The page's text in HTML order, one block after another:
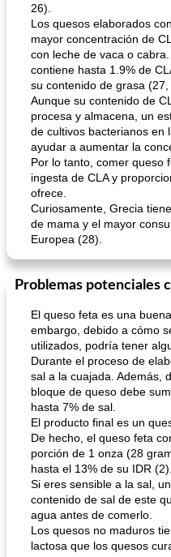
26).
Los quesos elaborados
mayor concentración de
con leche de vaca o
contiene hasta 1.9% de
su contenido de grasa (27,
Aunque su contenido de
procesa y almacena, un
de cultivos bacterianos en
ayudar a aumentar la
Por lo tanto, comer queso
ingesta de CLA y
ofrece.
Curiosamente, Grecia
de mama y el mayor
Europea (28).
Problemas potenciales
El queso feta es una
embargo, debido a cómo
utilizados, podría tener
Durante el proceso de
sal a la cuajada. Además,
bloque de queso debe
hasta 7% de sal.
El producto final es un
De hecho, el queso feta
porción de 1 onza (28
hasta el 13% de su IDR (2).
Si eres sensible a la sal,
contenido de sal de este
agua antes de comerlo.
Los quesos no maduros
lactosa que los quesos